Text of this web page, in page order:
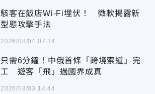
駭客在飯店Wi-Fi埋伏！ 微軟揭露新
型態攻擊手法
2026/08/04 07:34
只需6分鐘！中俄首條「跨境索道」完
工 遊客「飛」過國界成真
2026/08/03 14:44